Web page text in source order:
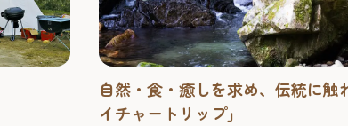
自然・食・癒しを求め、伝統に触
イチャートリップ」